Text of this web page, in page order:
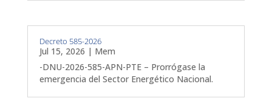
Decreto 585-2026
Jul 15, 2026 | Mem
-DNU-2026-585-APN-PTE – Prorrógase la
emergencia del Sector Energético Nacional.